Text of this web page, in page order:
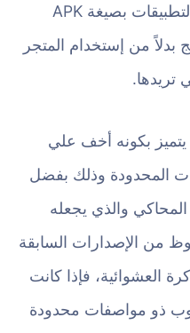
منذ قليل ويمكنك أيضاً تحميل التطبيقات بصيغة APK
بدلاً من إستخدام المتجر
تريدها.
يتميز بكونه أخف علي
المحدودة وذلك بفضل
والذي يجعله
من الإصدارات السابقة
العشوائية، فإذا كانت
ذو مواصفات محدودة